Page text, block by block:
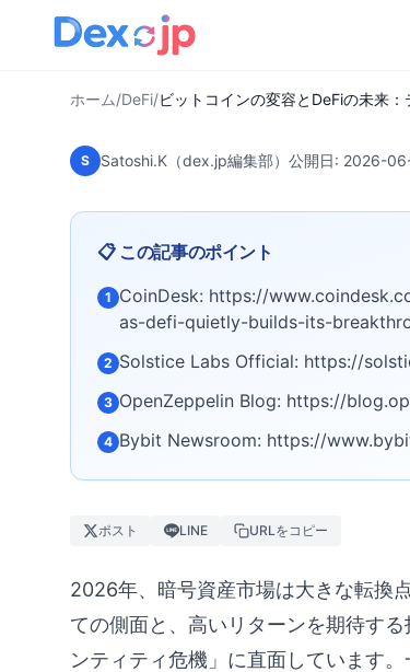
ホーム/DeFi/ビットコインの変容とDeFiの未来
準への移行
S Satoshi.K（dex.jp編集部） 公開日: 2026-
📋 この記事のポイント
1 CoinDesk: https://
as-defi-quietly-builds-its-
2 Solstice Labs Official: https://
3 OpenZeppelin Blog: https://
4 Bybit Newsroom: https://
ポスト LINE URLをコピー
2026年、暗号資産市場は大きな転換
ての側面と、高いリターンを期待す
ンティティ危機」に直面しています